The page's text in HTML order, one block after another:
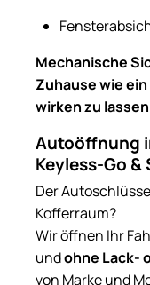
Mechanische
Zuhause wie
wirken zu
Autoöffnung
Keyless-Go &
Der
Kofferraum?
Wir öffnen Ihr
undohne Lack-
von Marke und